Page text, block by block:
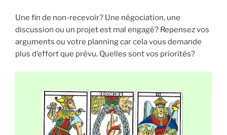
Une fin de non-recevoir? Une négociation, une
discussion ou un projet est mal engagé? Repensez vos
arguments ou votre planning car cela vous demande
plus d’effort que prévu. Quelles sont vos priorités?